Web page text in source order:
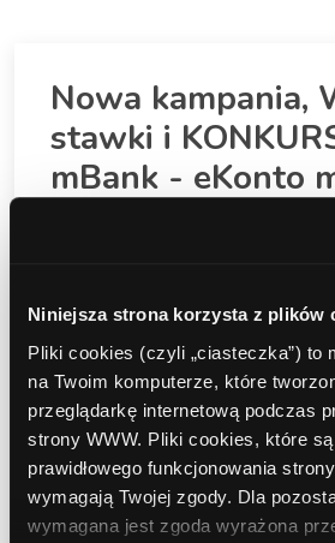
Niniejsza strona korzysta z plików
Pliki cookies (czyli „ciasteczka”) to
na Twoim komputerze, które
przeglądarkę internetową podczas
strony WWW. Pliki cookies, które
prawidłowego funkcjonowania
wymagają Twojej zgody. Dla
wymagana jest zgoda wyrażona
Nowa kampania,
stawki i
mBank - eKonto
(dla osób od 18
Serdecznie zachęcamy do
promocji nowego
Partnerskim
mBank - eKonto możliwości
200 zł do Biedronki) -